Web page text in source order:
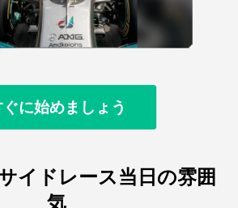
に始めましょう
イドレース当日の雰囲
気